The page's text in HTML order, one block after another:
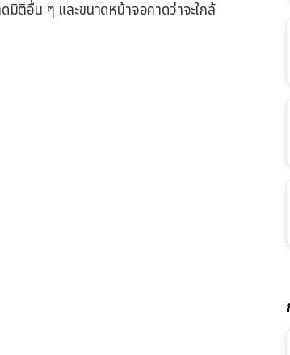
มิติอื่น ๆ และขนาดหน้าจอคาดว่าจะใกล้